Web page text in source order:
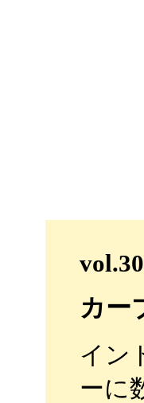
vol.30
カー
イン
ーに